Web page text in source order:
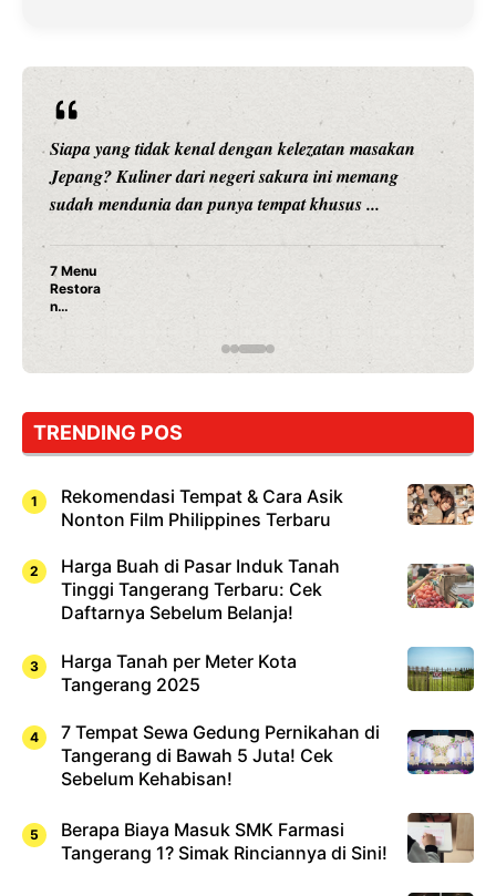
Siapa yang tidak kenal dengan kelezatan masakan
Jepang? Kuliner dari negeri sakura ini memang
sudah mendunia dan punya tempat khusus ...
7 Menu
Restora
n
Jepang
yang
Dicoba,
Cuma
Sushi!
TRENDING POS
Rekomendasi Tempat & Cara Asik
Nonton Film Philippines Terbaru
Harga Buah di Pasar Induk Tanah
Tinggi Tangerang Terbaru: Cek
Daftarnya Sebelum Belanja!
Harga Tanah per Meter Kota
Tangerang 2025
7 Tempat Sewa Gedung Pernikahan di
Tangerang di Bawah 5 Juta! Cek
Sebelum Kehabisan!
Berapa Biaya Masuk SMK Farmasi
Tangerang 1? Simak Rinciannya di Sini!